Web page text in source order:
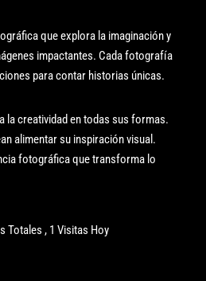
que explora la imaginación y
impactantes. Cada fotografía
para contar historias únicas.
la creatividad en todas sus formas.
alimentar su inspiración visual.
fotográfica que transforma lo
Totales, 1 Visitas Hoy